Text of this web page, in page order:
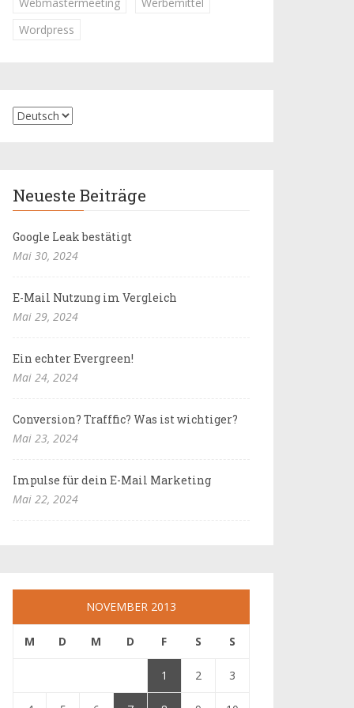
Wordpress
Neueste Beiträge
Google Leak bestätigt
Mai 30, 2024
E-Mail Nutzung im Vergleich
Mai 29, 2024
Ein echter Evergreen!
Mai 24, 2024
Conversion? Trafffic? Was ist wichtiger?
Mai 23, 2024
Impulse für dein E-Mail Marketing
Mai 22, 2024
NOVEMBER 2013
M D M D F S S
1 2 3